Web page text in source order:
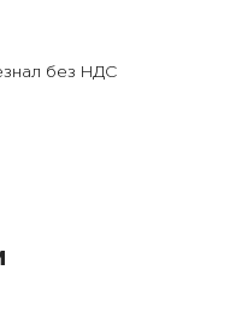
без НДС